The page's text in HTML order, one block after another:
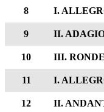
8 I.
9 II.
10 III.
11 I.
12 II.